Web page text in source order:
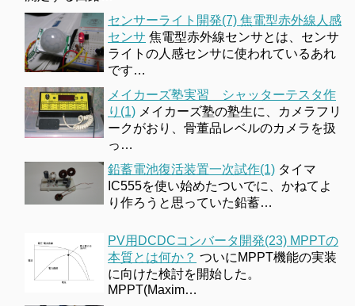
センサーライト開発(7) 焦電型赤外線人感
センサ 焦電型赤外線センサとは、センサ
ライトの人感センサに使われているあれ
です…
メイカーズ塾実習 シャッターテスタ作
り(1) メイカーズ塾の塾生に、カメラフリ
ークがおり、骨董品レベルのカメラを扱
っ…
鉛蓄電池復活装置一次試作(1) タイマ
IC555を使い始めたついでに、かねてよ
り作ろうと思っていた鉛蓄…
PV用DCDCコンバータ開発(23) MPPTの
本質とは何か？ ついにMPPT機能の実装
に向けた検討を開始した。
MPPT(Maxim…